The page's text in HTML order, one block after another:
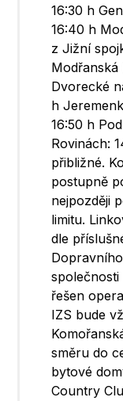
16:30 h
16:40 h
z Jižní
Modřanská
Dvorecké
h
16:50 h
Rovinách:
přibližné.
postupně
nejpozději
limitu.
dle
řešen
IZS bude
směru do
bytové
Country